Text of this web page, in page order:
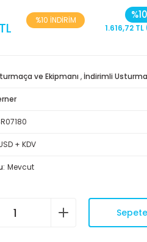
%10 İNDİRİM
1.616,72
ve Ekipmanı , İndirimli
+ KDV
Mevcut